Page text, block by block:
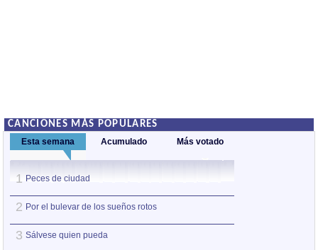
CANCIONES MÁS POPULARES
Esta semana Acumulado Más votado
1 Peces de ciudad
2 Por el bulevar de los sueños rotos
3 Sálvese quien pueda